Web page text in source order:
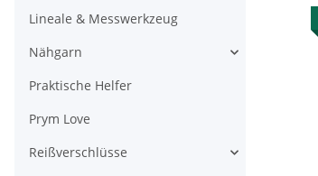
Lineale & Messwerkzeug
Nähgarn
Praktische Helfer
Prym Love
Reißverschlüsse